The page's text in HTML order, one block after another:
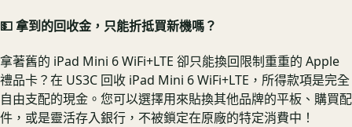
💵 拿到的回收金，只能折抵買新機嗎？
拿著舊的 iPad Mini 6 WiFi+LTE 卻只能換回限制重重的 Apple
禮品卡？在 US3C 回收 iPad Mini 6 WiFi+LTE，所得款項是完全
自由支配的現金。您可以選擇用來貼換其他品牌的平板、購買配
件，或是靈活存入銀行，不被鎖定在原廠的特定消費中！